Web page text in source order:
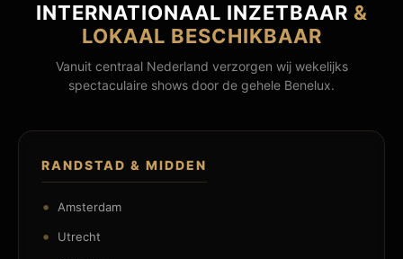
INTERNATIONAAL INZETBAAR &
LOKAAL BESCHIKBAAR
Vanuit centraal Nederland verzorgen wij wekelijks
spectaculaire shows door de gehele Benelux.
RANDSTAD & MIDDEN
Amsterdam
Utrecht